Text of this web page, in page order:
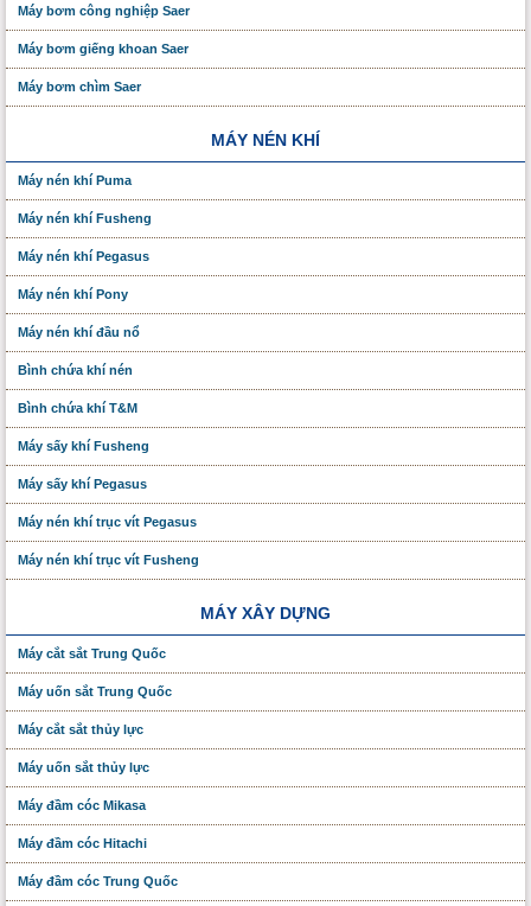
Máy bơm công nghiệp Saer
Máy bơm giếng khoan Saer
Máy bơm chìm Saer
MÁY NÉN KHÍ
Máy nén khí Puma
Máy nén khí Fusheng
Máy nén khí Pegasus
Máy nén khí Pony
Máy nén khí đầu nổ
Bình chứa khí nén
Bình chứa khí T&M
Máy sấy khí Fusheng
Máy sấy khí Pegasus
Máy nén khí trục vít Pegasus
Máy nén khí trục vít Fusheng
MÁY XÂY DỰNG
Máy cắt sắt Trung Quốc
Máy uốn sắt Trung Quốc
Máy cắt sắt thủy lực
Máy uốn sắt thủy lực
Máy đầm cóc Mikasa
Máy đầm cóc Hitachi
Máy đầm cóc Trung Quốc